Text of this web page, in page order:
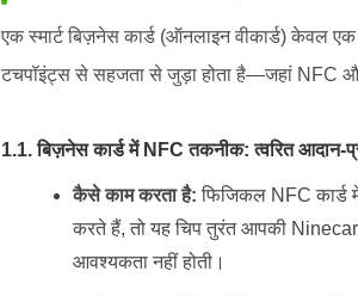
एक स्मार्ट बिज़नेस कार्ड (ऑनलाइन वीकार्ड) केवल
टचपॉइंट्स से सहजता से जुड़ा होता है—जहां NFC
1.1. बिज़नेस कार्ड में NFC तकनीक: त्वरित आदान-
कैसे काम करता है: फिजिकल NFC कार्ड
करते हैं, तो यह चिप तुरंत आपकी
आवश्यकता नहीं होती।